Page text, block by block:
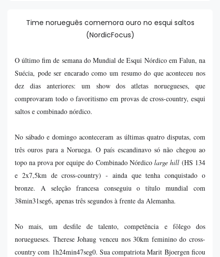
Time norueguês comemora ouro no esqui saltos
(NordicFocus)
O último fim de semana do Mundial de Esqui Nórdico em Falun, na
Suécia, pode ser encarado como um resumo do que aconteceu nos
dez dias anteriores: um show dos atletas noruegueses, que
comprovaram todo o favoritismo em provas de cross-country, esqui
saltos e combinado nórdico.
No sábado e domingo aconteceram as últimas quatro disputas, com
três ouros para a Noruega. O país escandinavo só não chegou ao
topo na prova por equipe do Combinado Nórdico large hill(HS 134
e 2x7,5km de cross-country) - ainda que tenha conquistado o
bronze. A seleção francesa conseguiu o título mundial com
38min31seg6, apenas três segundos à frente da Alemanha.
No mais, um desfile de talento, competência e fôlego dos
noruegueses. Therese Johaug venceu nos 30km feminino do cross-
country com 1h24min47seg0. Sua compatriota Marit Bjoergen ficou